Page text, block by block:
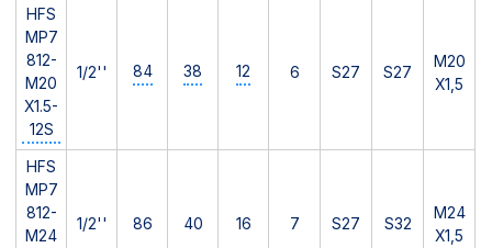
HFS
MP7
812-
M20
X1.5-
12S
1/2'' 84 38 12 6 S27 S27
M20
X1,5
HFS
MP7
812-
M24
1/2'' 86 40 16 7 S27 S32
M24
X1,5